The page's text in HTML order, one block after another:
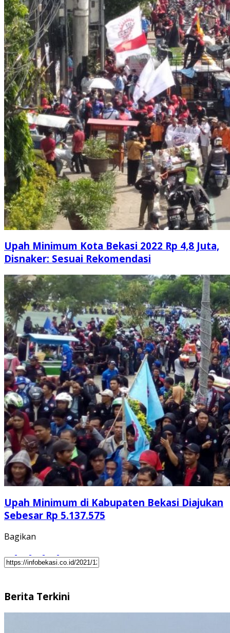
Upah Minimum Kota Bekasi 2022 Rp 4,8 Juta,
Disnaker: Sesuai Rekomendasi
Upah Minimum di Kabupaten Bekasi Diajukan
Sebesar Rp 5.137.575
Bagikan
Berita Terkini